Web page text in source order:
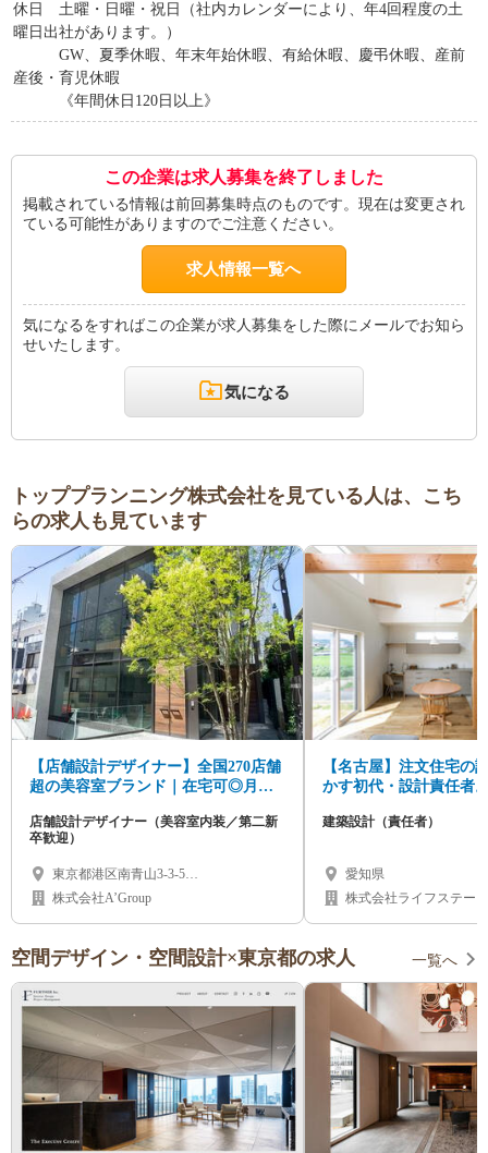
休日 土曜・日曜・祝日（社内カレンダーにより、年4回程度の土
曜日出社があります。）
GW、夏季休暇、年末年始休暇、有給休暇、慶弔休暇、産前
産後・育児休暇
《年間休日120日以上》
この企業は求人募集を終了しました
掲載されている情報は前回募集時点のものです。現在は変更され
ている可能性がありますのでご注意ください。
求人情報一覧へ
気になるをすればこの企業が求人募集をした際にメールでお知ら
せいたします。
気になる
トッププランニング株式会社を見ている人は、こち
らの求人も見ています
【店舗設計デザイナー】全国270店舗
超の美容室ブランド｜在宅可◎月給
店舗設計デザイナー（美容室内装／第二新
卒歓迎）
東京都港区南青山3-3-5
MINAMIAOYAMA A’BLDG 2F
株式会社A’Group
【名古屋】注文住宅の
かす初代・設計責任者
建築設計（責任者）
愛知県
株式会社ライフステージ
空間デザイン・空間設計×東京都の求人 一覧へ